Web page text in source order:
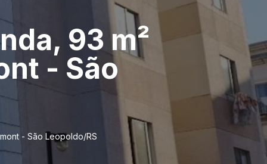
93 m²
- São
- São Leopoldo/RS